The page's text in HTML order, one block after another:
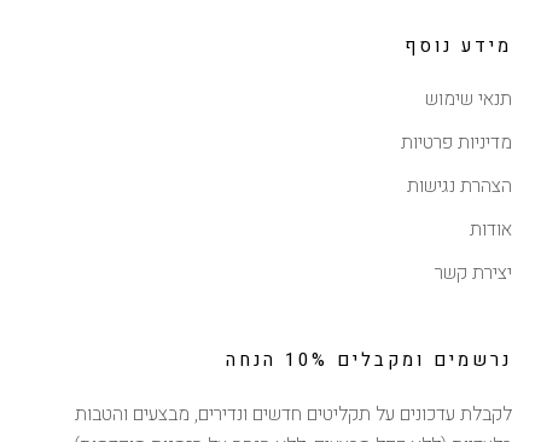
מידע נוסף
תנאי שימוש
מדיניות פרטיות
הצהרת נגישות
אודות
יצירת קשר
נרשמים ומקבלים 10% הנחה
לקבלת עדכונים על תקליטים חדשים ונדירים, מבצעים והטבות